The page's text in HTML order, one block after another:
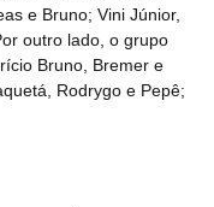
e Bruno; Vini Júnior,
outro lado, o grupo
Bruno, Bremer e
Rodrygo e Pepê;